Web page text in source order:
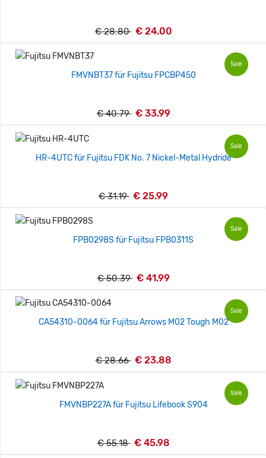
€ 28.80 € 24.00
Sale
FMVNBT37 für Fujitsu FPCBP450
€ 40.79 € 33.99
Sale
HR-4UTC für Fujitsu FDK No. 7 Nickel-Metal Hydride
€ 31.19 € 25.99
Sale
FPB0298S für Fujitsu FPB0311S
€ 50.39 € 41.99
Sale
CA54310-0064 für Fujitsu Arrows M02 Tough M02
€ 28.66 € 23.88
Sale
FMVNBP227A für Fujitsu Lifebook S904
€ 55.18 € 45.98